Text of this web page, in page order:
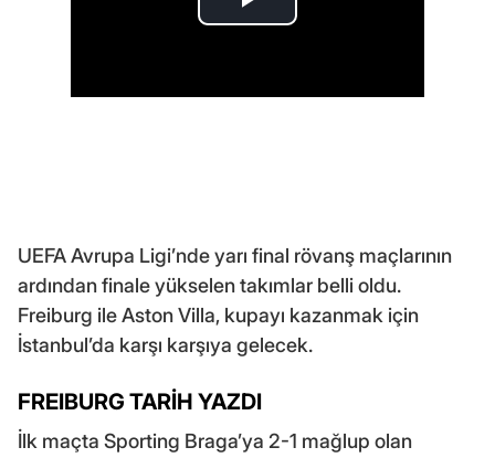
UEFA Avrupa Ligi’nde yarı final rövanş maçlarının
ardından finale yükselen takımlar belli oldu.
Freiburg ile Aston Villa, kupayı kazanmak için
İstanbul’da karşı karşıya gelecek.
FREIBURG TARİH YAZDI
İlk maçta Sporting Braga’ya 2-1 mağlup olan